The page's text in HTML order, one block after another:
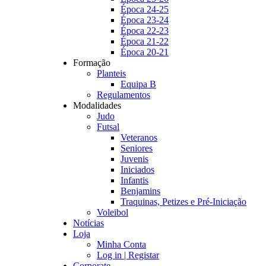
Época 24-25
Época 23-24
Época 22-23
Época 21-22
Época 20-21
Formação
Planteis
Equipa B
Regulamentos
Modalidades
Judo
Futsal
Veteranos
Seniores
Juvenis
Iniciados
Infantis
Benjamins
Traquinas, Petizes e Pré-Iniciação
Voleibol
Notícias
Loja
Minha Conta
Log in | Registar